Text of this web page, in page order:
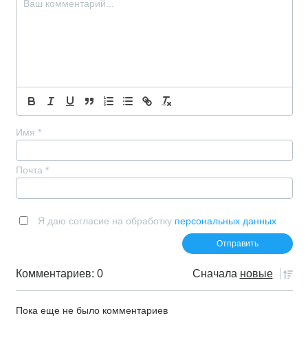
записям
Имя *
Почта *
Я даю согласие на обработку персональных данных
Комментариев: 0 Сначала новые
Пока еще не было комментариев